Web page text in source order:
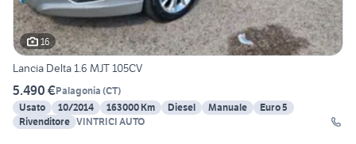
16
Lancia Delta 1.6 MJT 105CV
5.490 €Palagonia (CT)
Usato
10/2014 163000 Km Diesel Manuale
Euro 5
Rivenditore VINTRICI AUTO